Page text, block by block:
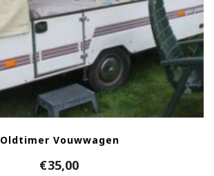
Oldtimer Vouwwagen
€35,00